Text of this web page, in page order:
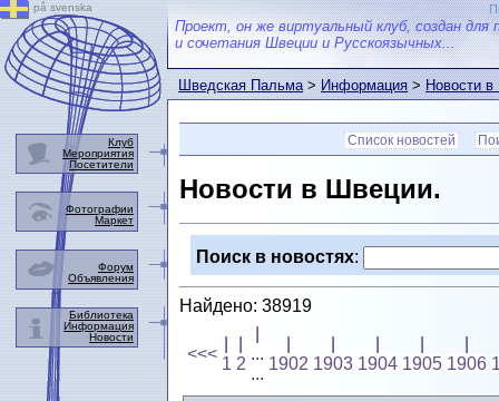
Проект, он же виртуальный клуб, создан для
и сочетания Швеции и Русскоязычных...
Шведская Пальма>Информация>Новости
Список новостей
Новости в Швеции.
Поиск в новостях:
Найдено: 38919
<<<
1 2
...
...
1902 1903 1904 1905 1906
på svenska
Клуб
Мероприятия
Посетители
Фотографии
Маркет
Форум
Объявления
Библиотека
Информация
Новости